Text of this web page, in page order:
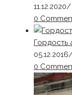
11.12.2020/
0
Гордость
05.12.2016
0